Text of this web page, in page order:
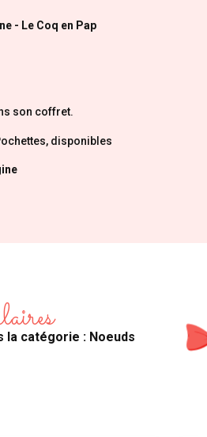
- Le Coq en Pap
son coffret.
disponibles
la catégorie : Noeuds